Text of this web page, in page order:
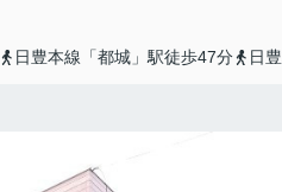
日豊本線「都城」駅徒歩47分 日